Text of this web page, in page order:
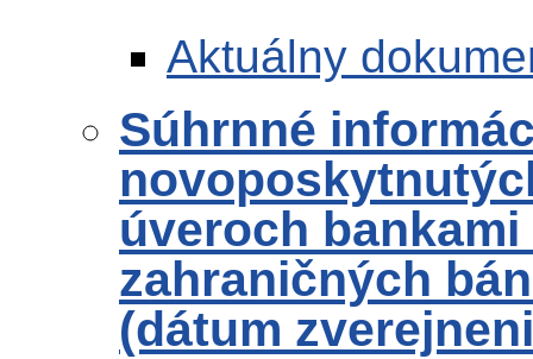
Aktuálny
Súhrnné
úveroch
zahraničných
(dátum